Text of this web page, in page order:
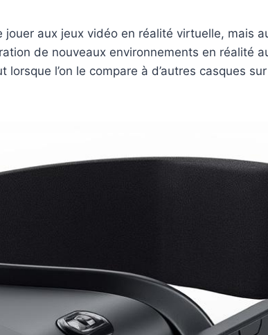
aux jeux vidéo en réalité virtuelle, mais
de nouveaux environnements en réalité
l’on le compare à d’autres casques